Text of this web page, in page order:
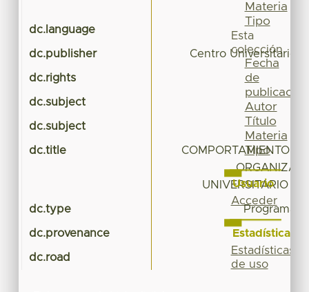
dc.language
dc.publisher Centro Universitario
dc.rights
dc.subject
dc.subject
dc.title
COMPORTAMIENTO
UNIVERSITARIO
dc.type Programa
dc.provenance
dc.road
Materia
Tipo
Esta
colección
Fecha
de
publicación
Autor
Título
Materia
Tipo
Usuario
Acceder
Estadísticas
Estadísticas
de uso